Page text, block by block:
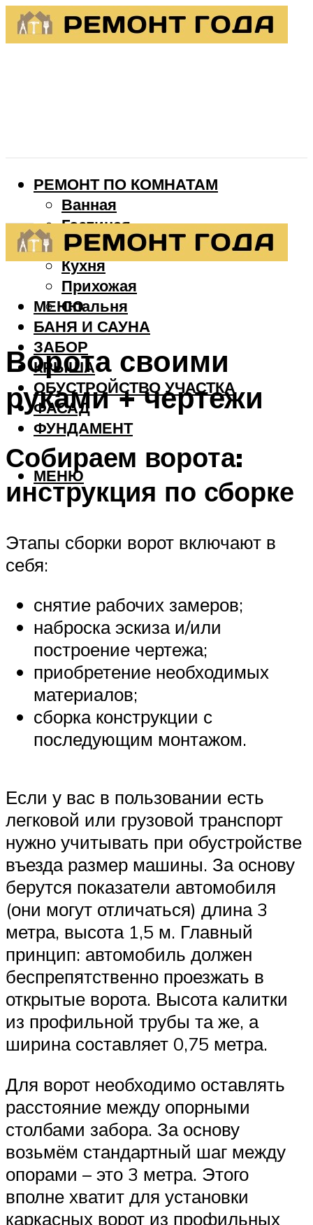
РЕМОНТ ПО КОМНАТАМ
Ванная
Гостиная
Детская
Кухня
Прихожая
Спальня
БАНЯ И САУНА
ЗАБОР
КРЫША
ОБУСТРОЙСТВО УЧАСТКА
ФАСАД
ФУНДАМЕНТ
МЕНЮ
МЕНЮ
Ворота своими
руками + чертежи
Собираем ворота:
инструкция по сборке
Этапы сборки ворот включают в
себя:
снятие рабочих замеров;
наброска эскиза и/или
построение чертежа;
приобретение необходимых
материалов;
сборка конструкции с
последующим монтажом.
Если у вас в пользовании есть
легковой или грузовой транспорт
нужно учитывать при обустройстве
въезда размер машины. За основу
берутся показатели автомобиля
(они могут отличаться) длина 3
метра, высота 1,5 м. Главный
принцип: автомобиль должен
беспрепятственно проезжать в
открытые ворота. Высота калитки
из профильной трубы та же, а
ширина составляет 0,75 метра.
Для ворот необходимо оставлять
расстояние между опорными
столбами забора. За основу
возьмём стандартный шаг между
опорами – это 3 метра. Этого
вполне хватит для установки
каркасных ворот из профильных